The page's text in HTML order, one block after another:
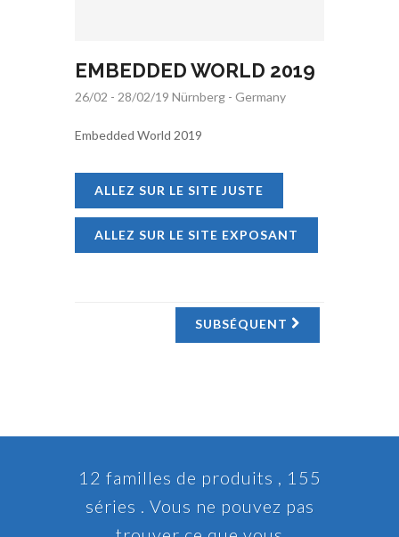
EMBEDDED WORLD 2019
26/02 - 28/02/19 Nürnberg - Germany
Embedded World 2019
ALLEZ SUR LE SITE JUSTE
ALLEZ SUR LE SITE EXPOSANT
SUBSÉQUENT
12 familles de produits , 155
séries . Vous ne pouvez pas